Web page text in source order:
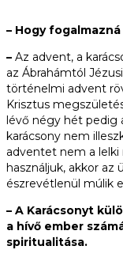
– Hogy
– Az advent, a
az Ábrahámtól
történelmi advent
Krisztus
lévő négy hét pedig
karácsony nem
adventet nem a lelki
használjuk, akkor az
észrevétlenül múlik
– A Karácsonyt
a hívő ember
spiritualitása.